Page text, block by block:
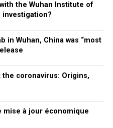
the Wuhan Institute of
in Wuhan, China was “most
coronavirus: Origins,
mise à jour économique